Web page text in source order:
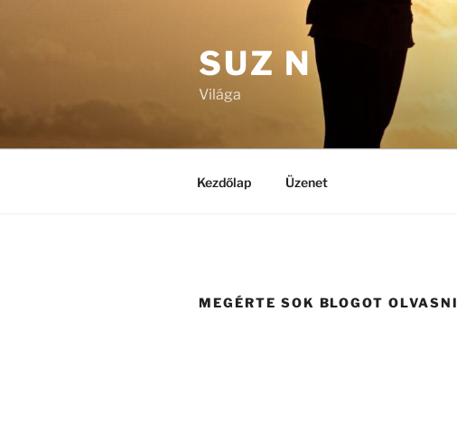
SUZ N
Világa
Kezdőlap Üzenet
MEGÉRTE SOK BLOGOT OLVASNI